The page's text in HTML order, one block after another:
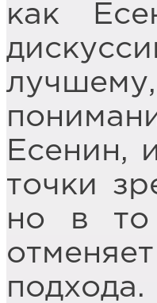
как
Есенин,
точки
но в то
подхода.